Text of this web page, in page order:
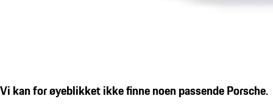
Vi kan for øyeblikket ikke finne noen passende Porsche.